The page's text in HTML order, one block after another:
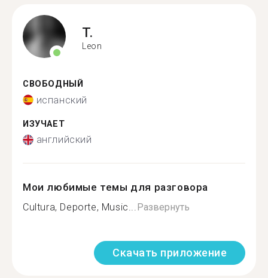
T.
Leon
СВОБОДНЫЙ
испанский
ИЗУЧАЕТ
английский
Мои любимые темы для разговора
Cultura, Deporte, Music...Развернуть
Скачать приложение